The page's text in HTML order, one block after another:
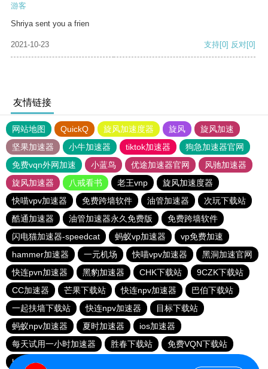
游客
Shriya sent you a frien
2021-10-23 支持[0] 反对[0]
友情链接
网站地图 QuickQ 旋风加速度器 旋风
旋风加速
坚果加速器
小牛加速器 tiktok加速器
狗急加速器官网
免费vqn外网加速
小蓝鸟 优途加速器官网
风驰加速器
旋风加速器
八戒看书 老王vnp
旋风加速度器
快喵vpv加速器
免费跨墙软件 油管加速器
次玩下载站
酷通加速器
油管加速器永久免费版
免费跨墙软件
闪电猫加速器-speedcat
蚂蚁vp加速器
vp免费加速
hammer加速器
一元机场 快喵vpv加速器
黑洞加速官网
快连pvn加速器
黑豹加速器 CHK下载站
9CZK下载站
CC加速器
芒果下载站 快连npv加速器
巴伯下载站
一起扶墙下载站
快连npv加速器
目标下载站
蚂蚁npv加速器
夏时加速器
ios加速器
每天试用一小时加速器
胜春下载站
免费VQN下载站
hammer加速器